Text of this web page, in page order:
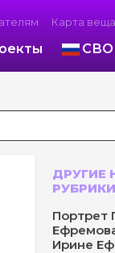
Карта
СВО
ДРУГИЕ
РУБРИКИ
Портрет
Ирине